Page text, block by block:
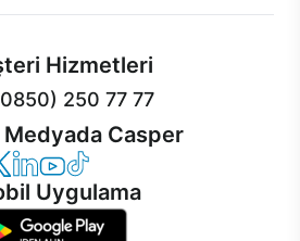
Hizmetleri
250 77 77
Medyada Casper
Instagram
Twitter
Casper LinkedIn
Casper YouTube
Casper TikTok
Uygulama